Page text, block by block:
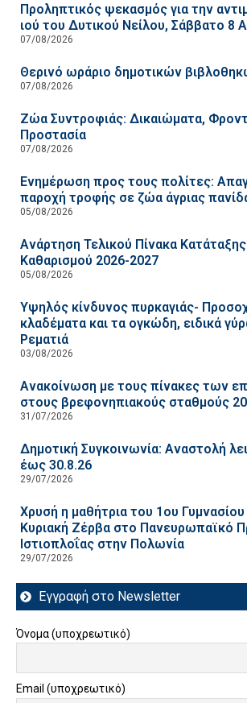
Προληπτικός ψεκασμός για την
ιού του Δυτικού Νείλου, Σάββατο 8
07/08/2026
Θερινό ωράριο δημοτικών
07/08/2026
Ζώα Συντροφιάς: Δικαιώματα,
Προστασία
07/08/2026
Ενημέρωση προς τους πολίτες:
παροχή τροφής σε ζώα άγριας
05/08/2026
Ανάρτηση Τελικού Πίνακα
Καθαρισμού 2026-2027
05/08/2026
Υψηλός κίνδυνος πυρκαγιάς-
κλαδέματα και τα ογκώδη, ειδικά
Ρεματιά
03/08/2026
Ανακοίνωση με τους πίνακες των
στους βρεφονηπιακούς σταθμούς
31/07/2026
Δημοτική Συγκοινωνία: Αναστολή
έως 30.8.26
29/07/2026
Χρυσή η μαθήτρια του 1ου
Κυριακή Ζέρβα στο Πανευρωπαϊκό
Ιστιοπλοΐας στην Πολωνία
29/07/2026
Εγγραφή στο Newsletter
Όνομα (υποχρεωτικό)
Email (υποχρεωτικό)